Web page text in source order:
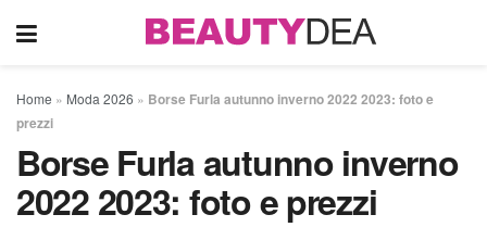
Home » Moda 2026 » Borse Furla autunno inverno 2022 2023: foto e
prezzi
Borse Furla autunno inverno
2022 2023: foto e prezzi